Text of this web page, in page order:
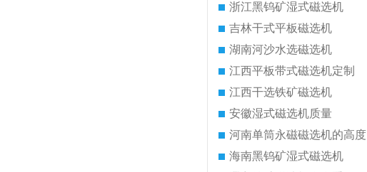
浙江黑钨矿湿式磁选机
吉林干式平板磁选机
湖南河沙水选磁选机
江西平板带式磁选机定制
江西干选铁矿磁选机
安徽湿式磁选机质量
河南单筒永磁磁选机的高度
海南黑钨矿湿式磁选机